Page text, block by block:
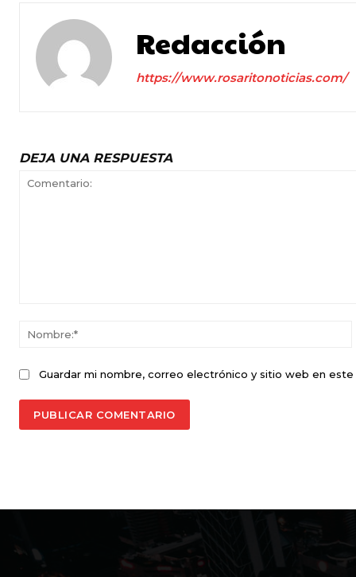
Redacción
https://www.rosaritonoticias.com/
DEJA UNA RESPUESTA
Guardar mi nombre, correo electrónico y sitio web en